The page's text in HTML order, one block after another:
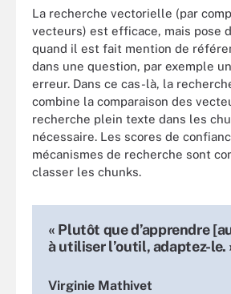
La recherche vectorielle (par
vecteurs) est efficace, mais pose
quand il est fait mention de
dans une question, par exemple
erreur. Dans ce cas-là, la
combine la comparaison des
recherche plein texte dans les
nécessaire. Les scores de
mécanismes de recherche sont
classer les chunks.
« Plutôt que d’apprendre
à utiliser l’outil, adaptez-le.
Virginie Mathivet